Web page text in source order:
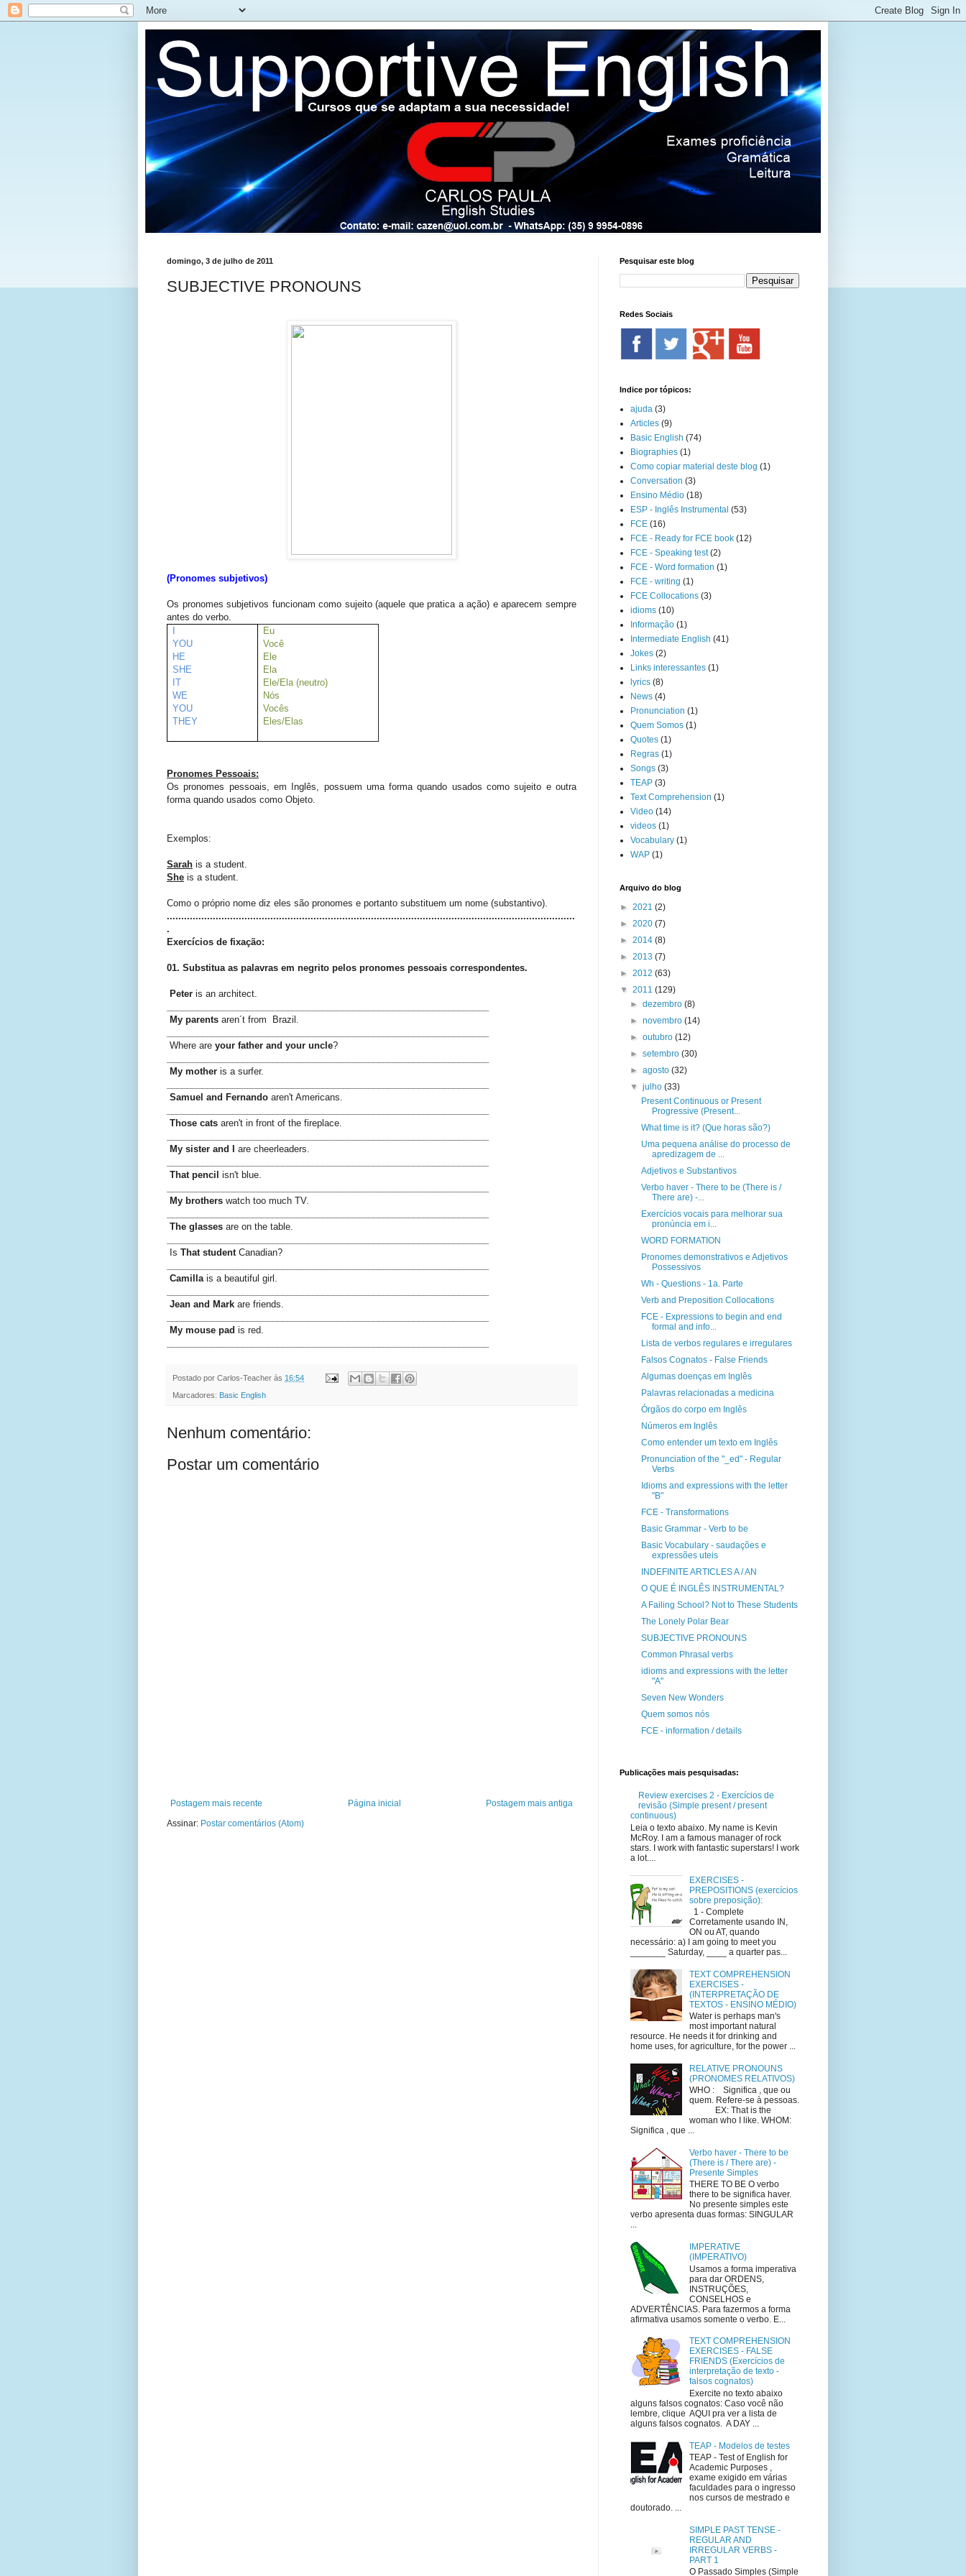
domingo, 3 de julho de 2011
SUBJECTIVE PRONOUNS
(Pronomes subjetivos)
Os pronomes subjetivos funcionam como sujeito (aquele que pratica a ação) e aparecem sempre
antes do verbo.
I
YOU
HE
SHE
IT
WE
YOU
THEY
Eu
Você
Ele
Ela
Ele/Ela (neutro)
Nós
Vocês
Eles/Elas
Pronomes Pessoais:
Os pronomes pessoais, em Inglês, possuem uma forma quando usados como sujeito e outra
forma quando usados como Objeto.
Exemplos:
Sarah is a student.
She is a student.
Como o próprio nome diz eles são pronomes e portanto substituem um nome (substantivo).
..............................................................................................................................................
.
Exercícios de fixação:
01. Substitua as palavras em negrito pelos pronomes pessoais correspondentes.
Peter is an architect.
My parents aren´t from Brazil.
Where are your father and your uncle?
My mother is a surfer.
Samuel and Fernando aren't Americans.
Those cats aren't in front of the fireplace.
My sister and I are cheerleaders.
That pencil isn't blue.
My brothers watch too much TV.
The glasses are on the table.
Is That student Canadian?
Camilla is a beautiful girl.
Jean and Mark are friends.
My mouse pad is red.
Postado por Carlos-Teacher às 16:54
Marcadores: Basic English
Nenhum comentário:
Postar um comentário
Postagem mais recente Postagem mais antiga
Página inicial
Assinar: Postar comentários (Atom)
Pesquisar este blog
Redes Sociais
Indice por tópicos:
ajuda (3)
Articles (9)
Basic English (74)
Biographies (1)
Como copiar material deste blog (1)
Conversation (3)
Ensino Médio (18)
ESP - Inglês Instrumental (53)
FCE (16)
FCE - Ready for FCE book (12)
FCE - Speaking test (2)
FCE - Word formation (1)
FCE - writing (1)
FCE Collocations (3)
idioms (10)
Informação (1)
Intermediate English (41)
Jokes (2)
Links interessantes (1)
lyrics (8)
News (4)
Pronunciation (1)
Quem Somos (1)
Quotes (1)
Regras (1)
Songs (3)
TEAP (3)
Text Comprehension (1)
Video (14)
videos (1)
Vocabulary (1)
WAP (1)
Arquivo do blog
► 2021 (2)
► 2020 (7)
► 2014 (8)
► 2013 (7)
► 2012 (63)
▼ 2011 (129)
►dezembro(8)
►novembro(14)
►outubro(12)
►setembro(30)
►agosto(32)
▼julho(33)
Present Continuous or Present
Progressive (Present...
What time is it? (Que horas são?)
Uma pequena análise do processo de
apredizagem de ...
Adjetivos e Substantivos
Verbo haver - There to be (There is /
There are) -...
Exercícios vocais para melhorar sua
pronúncia em i...
WORD FORMATION
Pronomes demonstrativos e Adjetivos
Possessivos
Wh - Questions - 1a. Parte
Verb and Preposition Collocations
FCE - Expressions to begin and end
formal and info...
Lista de verbos regulares e irregulares
Falsos Cognatos - False Friends
Algumas doenças em Inglês
Palavras relacionadas a medicina
Órgãos do corpo em Inglês
Números em Inglês
Como entender um texto em Inglês
Pronunciation of the "_ed" - Regular
Verbs
Idioms and expressions with the letter
"B"
FCE - Transformations
Basic Grammar - Verb to be
Basic Vocabulary - saudações e
expressões uteis
INDEFINITE ARTICLES A / AN
O QUE É INGLÊS INSTRUMENTAL?
A Failing School? Not to These Students
The Lonely Polar Bear
SUBJECTIVE PRONOUNS
Common Phrasal verbs
idioms and expressions with the letter
"A"
Seven New Wonders
Quem somos nós
FCE - information / details
Publicações mais pesquisadas:
Review exercises 2 - Exercícios de
revisão (Simple present / present
continuous)
Leia o texto abaixo. My name is Kevin
McRoy. I am a famous manager of rock
stars. I work with fantastic superstars! I work
a lot....
EXERCISES -
PREPOSITIONS (exercícios
sobre preposição):
1 - Complete
Corretamente usando IN,
ON ou AT, quando
necessário: a) I am going to meet you
_______ Saturday, ____ a quarter pas...
TEXT COMPREHENSION
EXERCISES -
(INTERPRETAÇÃO DE
TEXTOS - ENSINO MÉDIO)
Water is perhaps man's
most important natural
resource. He needs it for drinking and
home uses, for agriculture, for the power ...
RELATIVE PRONOUNS
(PRONOMES RELATIVOS)
WHO : Significa , que ou
quem. Refere-se à pessoas.
EX: That is the
woman who I like. WHOM:
Significa , que ...
Verbo haver - There to be
(There is / There are) -
Presente Simples
THERE TO BE O verbo
there to be significa haver.
No presente simples este
verbo apresenta duas formas: SINGULAR
...
IMPERATIVE
(IMPERATIVO)
Usamos a forma imperativa
para dar ORDENS,
INSTRUÇÕES,
CONSELHOS e
ADVERTÊNCIAS. Para fazermos a forma
afirmativa usamos somente o verbo. E...
TEXT COMPREHENSION
EXERCISES - FALSE
FRIENDS (Exercícios de
interpretação de texto -
falsos cognatos)
Exercite no texto abaixo
alguns falsos cognatos: Caso você não
lembre, clique AQUI pra ver a lista de
alguns falsos cognatos. A DAY ...
TEAP - Modelos de testes
TEAP - Test of English for
Academic Purposes ,
exame exigido em várias
faculdades para o ingresso
nos cursos de mestrado e
doutorado. ...
SIMPLE PAST TENSE -
REGULAR AND
IRREGULAR VERBS -
PART 1
O Passado Simples (Simple